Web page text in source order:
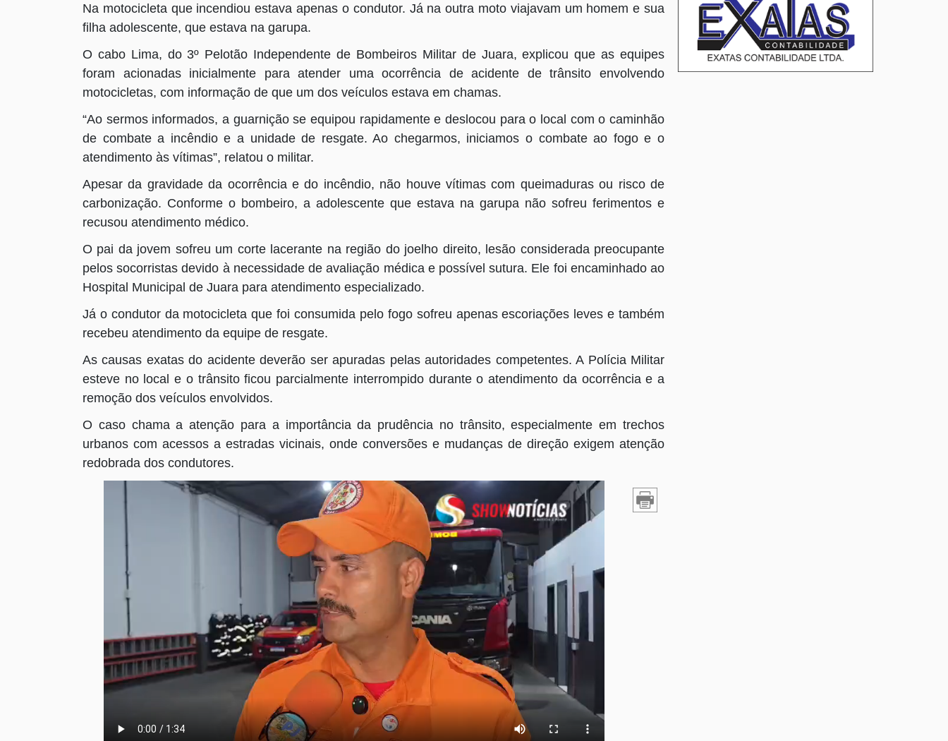
Na motocicleta que incendiou estava apenas o condutor. Já na outra moto viajavam um homem e sua
filha adolescente, que estava na garupa.
O cabo Lima, do 3º Pelotão Independente de Bombeiros Militar de Juara, explicou que as equipes
foram acionadas inicialmente para atender uma ocorrência de acidente de trânsito envolvendo
motocicletas, com informação de que um dos veículos estava em chamas.
“Ao sermos informados, a guarnição se equipou rapidamente e deslocou para o local com o caminhão
de combate a incêndio e a unidade de resgate. Ao chegarmos, iniciamos o combate ao fogo e o
atendimento às vítimas”, relatou o militar.
Apesar da gravidade da ocorrência e do incêndio, não houve vítimas com queimaduras ou risco de
carbonização. Conforme o bombeiro, a adolescente que estava na garupa não sofreu ferimentos e
recusou atendimento médico.
O pai da jovem sofreu um corte lacerante na região do joelho direito, lesão considerada preocupante
pelos socorristas devido à necessidade de avaliação médica e possível sutura. Ele foi encaminhado ao
Hospital Municipal de Juara para atendimento especializado.
Já o condutor da motocicleta que foi consumida pelo fogo sofreu apenas escoriações leves e também
recebeu atendimento da equipe de resgate.
As causas exatas do acidente deverão ser apuradas pelas autoridades competentes. A Polícia Militar
esteve no local e o trânsito ficou parcialmente interrompido durante o atendimento da ocorrência e a
remoção dos veículos envolvidos.
O caso chama a atenção para a importância da prudência no trânsito, especialmente em trechos
urbanos com acessos a estradas vicinais, onde conversões e mudanças de direção exigem atenção
redobrada dos condutores.